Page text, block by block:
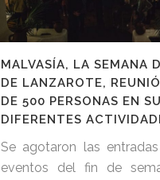
MALVASÍA, LA SEMANA
DE LANZAROTE,
DE 500 PERSONAS EN
DIFERENTES
Se agotaron las
eventos del fin de